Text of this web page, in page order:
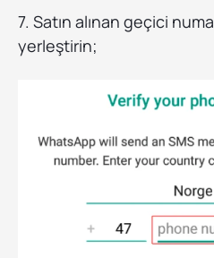
7. Satın alınan geçici
yerleştirin;